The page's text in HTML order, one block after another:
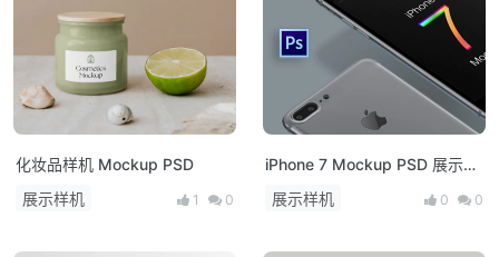
化妆品样机 Mockup PSD
展示样机
1 0
iPhone 7 Mockup PSD 展示模
展示样机 0 0